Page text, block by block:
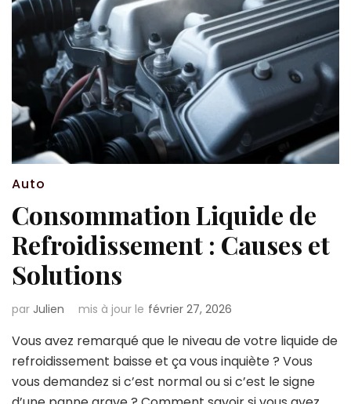
Auto
Consommation Liquide de
Refroidissement : Causes et
Solutions
par Julien mis à jour le février 27, 2026
Vous avez remarqué que le niveau de votre liquide de
refroidissement baisse et ça vous inquiète ? Vous
vous demandez si c’est normal ou si c’est le signe